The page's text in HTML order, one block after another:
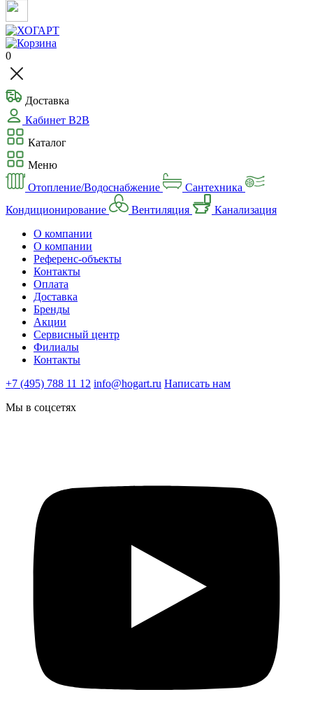
0
Доставка
Кабинет B2B
Каталог
Меню
Отопление/Водоснабжение
Сантехника
Кондиционирование
Вентиляция
Канализация
О компании
О компании
Референс-объекты
Контакты
Оплата
Доставка
Бренды
Акции
Сервисный центр
Филиалы
Контакты
+7 (495) 788 11 12 info@hogart.ru Написать нам
Мы в соцсетях